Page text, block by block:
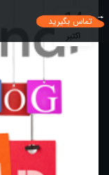
تماس بگیرید
14
اکتبر